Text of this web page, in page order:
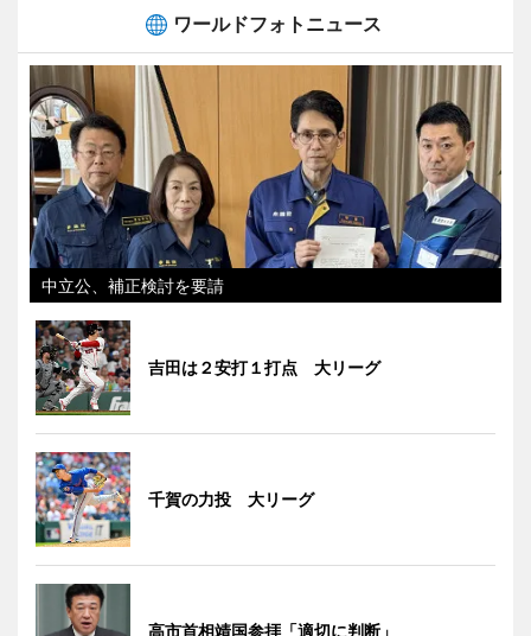
ワールドフォトニュース
中立公、補正検討を要請
吉田は２安打１打点 大リーグ
千賀の力投 大リーグ
高市首相靖国参拝「適切に判断」